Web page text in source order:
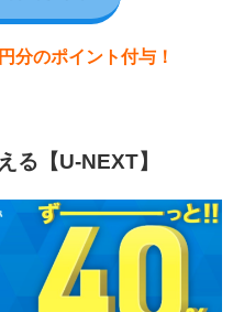
分のポイント付与！
る【U-NEXT】